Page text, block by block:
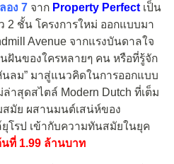
อง 7 จาก Property Perfect เป็น
2 ชั้น โครงการใหม่ ออกแบบมา
Avenue จากแรงบันดาลใจ
ฝันของใครหลายๆ คน หรือที่รู้จัก
ลม” มาสู่แนวคิดในการออกแบบ
าสุดสไตล์ Modern Dutch ที่เต็ม
มัย ผสานมนต์เสน่ห์ของ
โรป เข้ากับความทันสมัยในยุค
นที่ 1.99 ล้านบาท